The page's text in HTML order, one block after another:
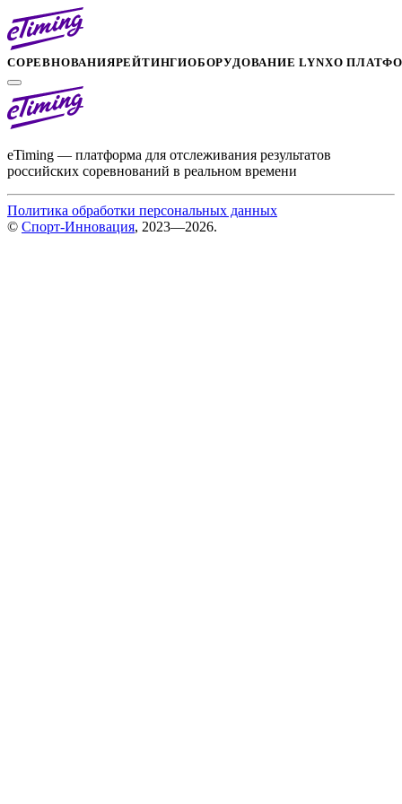
СОРЕВНОВАНИЯРЕЙТИНГИОБОРУДОВАНИЕ LYNXО
eTiming — платформа для отслеживания результатов
российских соревнований в реальном времени
Политика обработки персональных данных
© Спорт-Инновация, 2023—2026.